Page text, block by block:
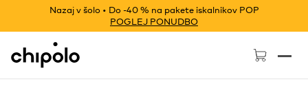
Nazaj v šolo • Do -40 % na pakete iskalnikov POP
POGLEJ PONUDBO
Chipolo - Home page